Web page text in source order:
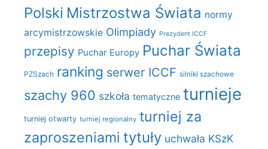
Polski Mistrzostwa Świata normy
arcymistrzowskie Olimpiady Prezydent ICCF
przepisy Puchar Europy Puchar Świata
PZSzach ranking serwer ICCF silniki szachowe
szachy 960 szkoła tematyczne turnieje
turniej otwarty turniej regionalny turniej za
zaproszeniami tytuły uchwała KSzK